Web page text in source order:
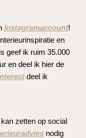
Instagramaccount!
en
geef ik ruim 35.000
en deel ik hier de
deel ik
zetten op social
nodig